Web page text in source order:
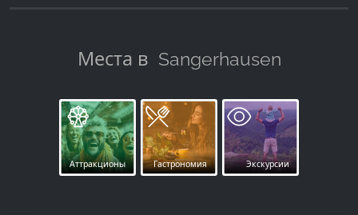
Места в Sangerhausen
Аттракционы Гастрономия Экскурсии